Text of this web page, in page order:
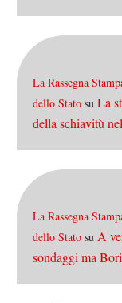
La Rassegna
dello Stato su La
della schiavitù
La Rassegna
dello Stato su A
sondaggi ma